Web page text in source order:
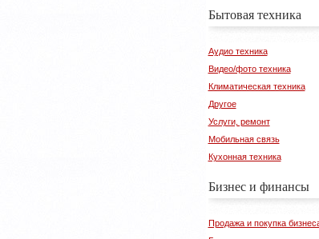
Бытовая техника
Аудио техника
Видео/фото техника
Климатическая техника
Другое
Услуги, ремонт
Мобильная связь
Кухонная техника
Бизнес и финансы
Продажа и покупка